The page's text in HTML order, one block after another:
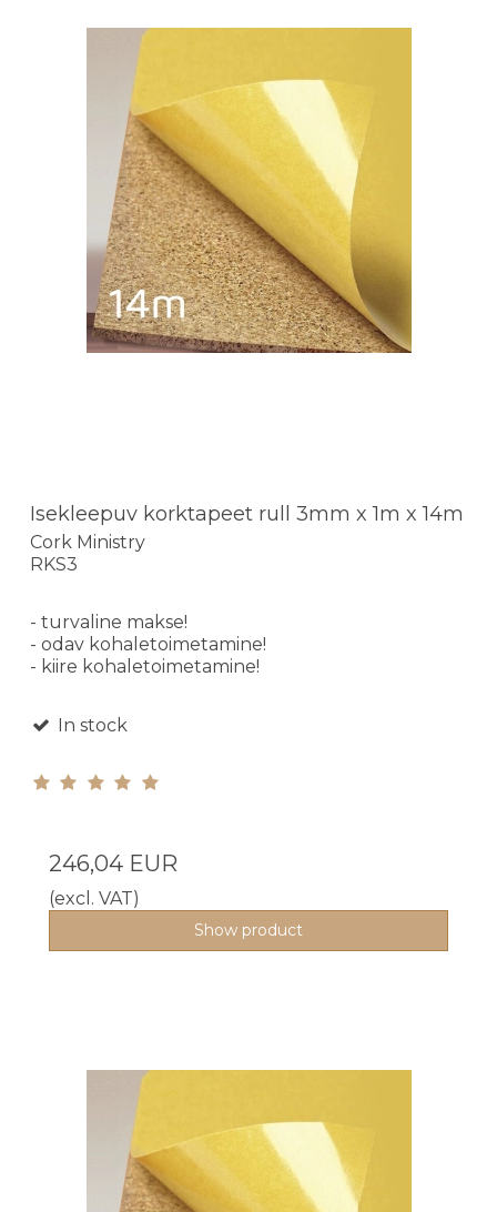
Isekleepuv korktapeet rull 3mm x 1m x 14m
Cork Ministry
RKS3
- turvaline makse!
- odav kohaletoimetamine!
- kiire kohaletoimetamine!
In stock
246,04 EUR
(excl. VAT)
Show product